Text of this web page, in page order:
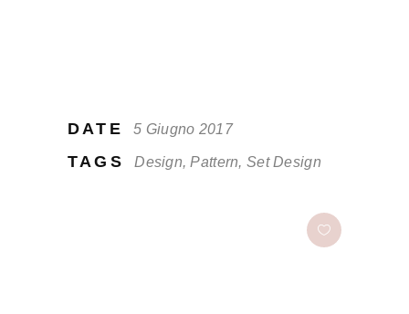
DATE 5 Giugno 2017
TAGS Design, Pattern, Set Design